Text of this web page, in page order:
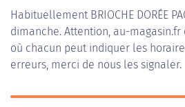
Habituellement BRIOCHE DORÉE
dimanche. Attention, au-
où chacun peut indiquer les
erreurs, merci de nous les signaler.